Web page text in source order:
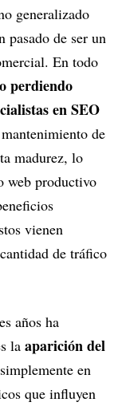
generalizado
pasado de ser un
En todo
perdiendo
en SEO
de
madurez, lo
web productivo
vienen
de tráfico
años ha
la aparición del
en
que influyen